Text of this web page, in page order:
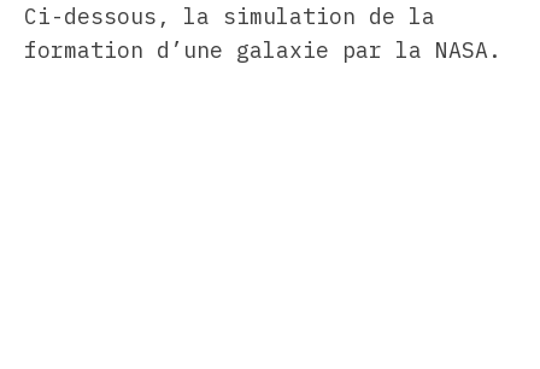
Ci-dessous, la simulation de la
formation d’une galaxie par la NASA.